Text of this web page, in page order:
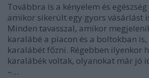
Továbbra is a kényelem és
amikor sikerült egy gyors vásárlást
Minden tavasszal, amikor
karalábé a piacon és a boltokban
karalábét főzni. Régebben ilyenkor
karalábék voltak, olyanokat már jó
–…